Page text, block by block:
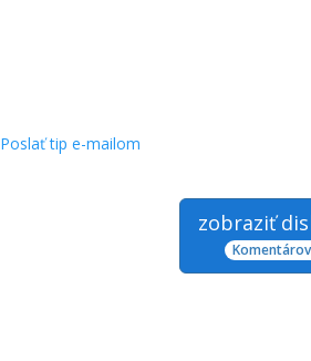
Poslať tip e-mailom
zobraziť